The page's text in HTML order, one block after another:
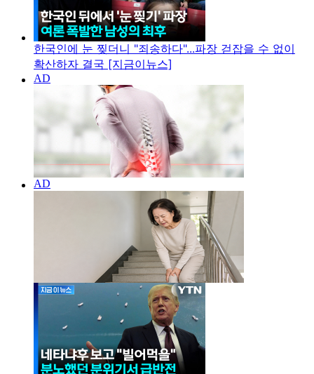
한국인에 눈 찢더니 "죄송하다"...파장 걷잡을 수 없이
확산하자 결국 [지금이뉴스]